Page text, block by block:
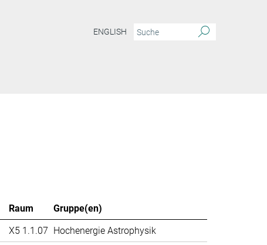
ENGLISH
Raum
Gruppe(en)
X5 1.1.07 Hochenergie Astrophysik